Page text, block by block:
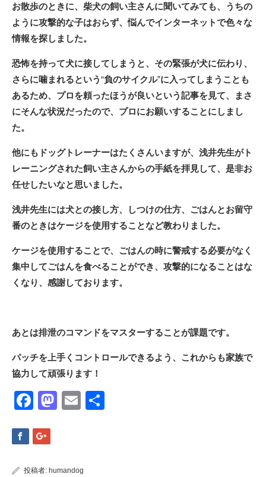
お散歩のときに、柴犬の飼い主さんに聞いてみても、うちの
ように攻撃的な子はおらず、悩んでインターネットで色々な
情報を探しました。
恐怖を持って犬に接してしまうと、その緊張が犬に伝わり、
さらに噛まれるという“負のサイクル”に入ってしまうことも
あるため、プロを頼ったほうが良いという記事を見て、まさ
にそんな状況だったので、プロにお願いすることにしまし
た。
他にもドッグトレーナーはたくさんいますが、浅井先生がト
レーニングされた飼い主さんからの手紙を拝見して、是非お
任せしたいなと思いました。
浅井先生には犬との接し方、しつけの仕方、ごはんとお留守
番のときはケージを使用することなど教わりました。
ケージを使用することで、ごはんの時に警戒する必要がなく
集中してごはんを食べることができ、攻撃的になることはな
くなり、感謝しております。
あとは排泄のコマンドをマスターすることが課題です。
パッチを上手くコントロールできるよう、これからも家族で
協力して頑張ります！
Facebook
Mastodon
Email
投稿者: humandog